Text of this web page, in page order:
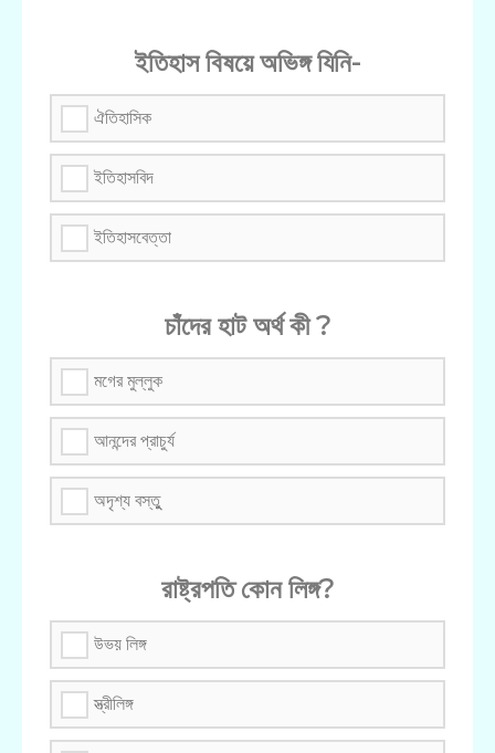
ইতিহাস বিষয়ে অভিঙ্গ যিনি-
ঐতিহাসিক
ইতিহাসবিদ
ইতিহাসবেত্তা
চাঁদের হাট অর্থ কী ?
মগের মুল্লুক
আনন্দের প্রাচুর্য
অদৃশ্য বস্তুু
রাষ্ট্রপতি কোন লিঙ্গ?
উভয় লিঙ্গ
স্ত্রীলিঙ্গ